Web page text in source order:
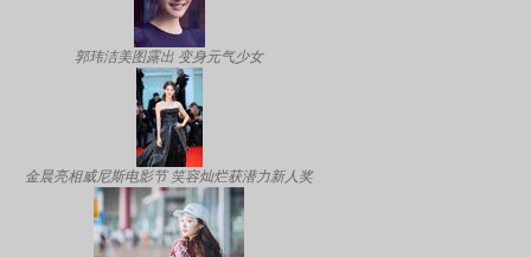
郭玮洁美图露出 变身元气少女
金晨亮相威尼斯电影节 笑容灿烂获潜力新人奖